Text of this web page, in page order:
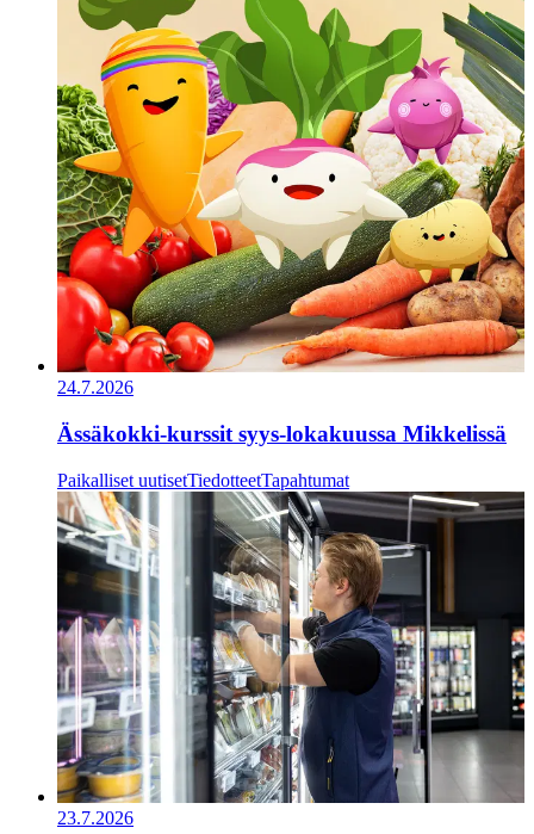
24.7.2026
Ässäkokki-kurssit syys-lokakuussa Mikkelissä
Paikalliset uutisetTiedotteetTapahtumat
23.7.2026